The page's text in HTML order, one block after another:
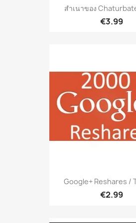
สำเนาของ
€3.99
Google+ Reshares /
€2.99